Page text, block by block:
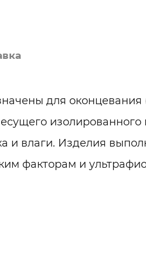
для оконцевания
изолированного
и влаги. Изделия
факторам и